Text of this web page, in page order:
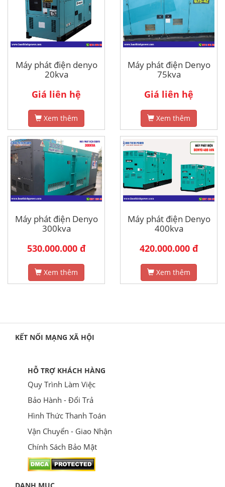
Máy phát điện denyo
20kva
Giá liên hệ
Xem thêm
Máy phát điện Denyo
75kva
Giá liên hệ
Xem thêm
Máy phát điện Denyo
300kva
530.000.000 đ
Xem thêm
Máy phát điện Denyo
400kva
420.000.000 đ
Xem thêm
KẾT NỐI MẠNG XÃ HỘI
HỖ TRỢ KHÁCH HÀNG
Quy Trình Làm Việc
Bảo Hành - Đổi Trả
Hình Thức Thanh Toán
Vận Chuyển - Giao Nhận
Chính Sách Bảo Mật